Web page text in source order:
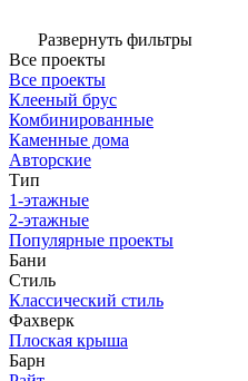
Развернуть фильтры
Все проекты
Все проекты
Клееный брус
Комбинированные
Каменные дома
Авторские
Тип
1-этажные
2-этажные
Популярные проекты
Бани
Стиль
Классический стиль
Фахверк
Плоская крыша
Барн